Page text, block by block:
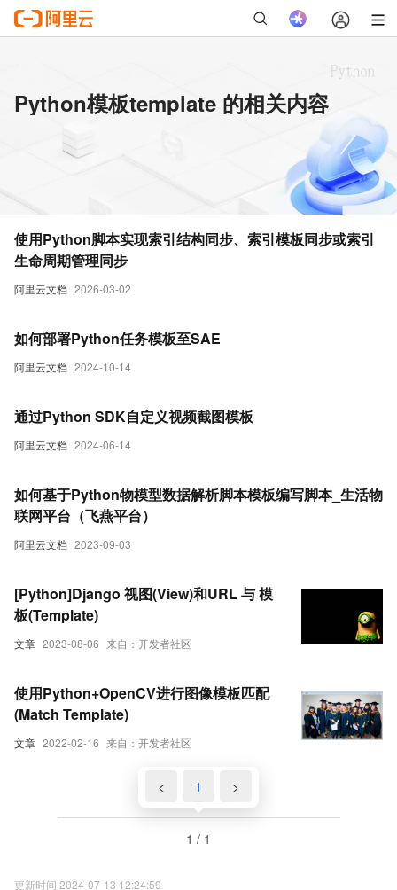
Python模板template 的相关内容
阿里云文档 2026-03-02
使用Python脚本实现索引结构同步、索引模板同步或索引
生命周期管理同步
阿里云文档 2024-10-14
如何部署Python任务模板至SAE
阿里云文档 2024-06-14
通过Python SDK自定义视频截图模板
阿里云文档 2023-09-03
如何基于Python物模型数据解析脚本模板编写脚本_生活物
联网平台（飞燕平台）
文章 2023-08-06 来自：开发者社区
[Python]Django 视图(View)和URL 与 模
板(Template)
文章 2022-02-16 来自：开发者社区
使用Python+OpenCV进行图像模板匹配
(Match Template)
< 1 >
1 / 1
更新时间 2024-07-13 12:24:59